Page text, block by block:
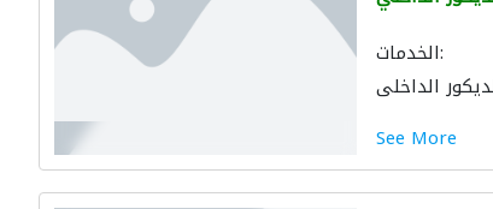
الخدمات:
الداخلي
See More